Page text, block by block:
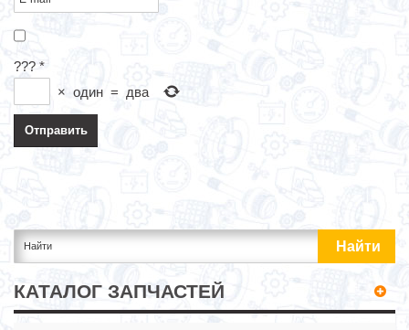
??? *
× один = два
КАТАЛОГ ЗАПЧАСТЕЙ